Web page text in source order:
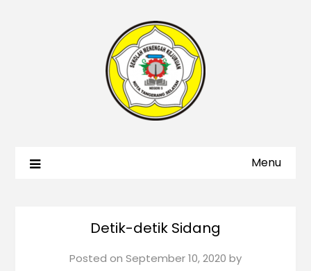
Menu
Detik-detik Sidang
Posted on September 10, 2020 by